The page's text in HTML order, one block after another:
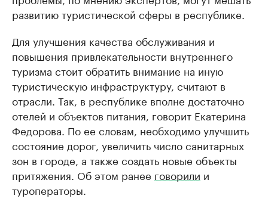
развитию туристической сферы в республике.
Для улучшения качества обслуживания и
повышения привлекательности внутреннего
туризма стоит обратить внимание на иную
туристическую инфраструктуру, считают в
отрасли. Так, в республике вполне достаточно
отелей и объектов питания, говорит Екатерина
Федорова. По ее словам, необходимо улучшить
состояние дорог, увеличить число санитарных
зон в городе, а также создать новые объекты
притяжения. Об этом ранее говорили и
туроператоры.